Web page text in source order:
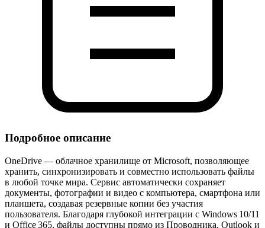
Подробное описание
OneDrive — облачное хранилище от Microsoft, позволяющее
хранить, синхронизировать и совместно использовать файлы
в любой точке мира. Сервис автоматически сохраняет
документы, фотографии и видео с компьютера, смартфона или
планшета, создавая резервные копии без участия
пользователя. Благодаря глубокой интеграции с Windows 10/11
и Office 365, файлы доступны прямо из Проводника, Outlook и